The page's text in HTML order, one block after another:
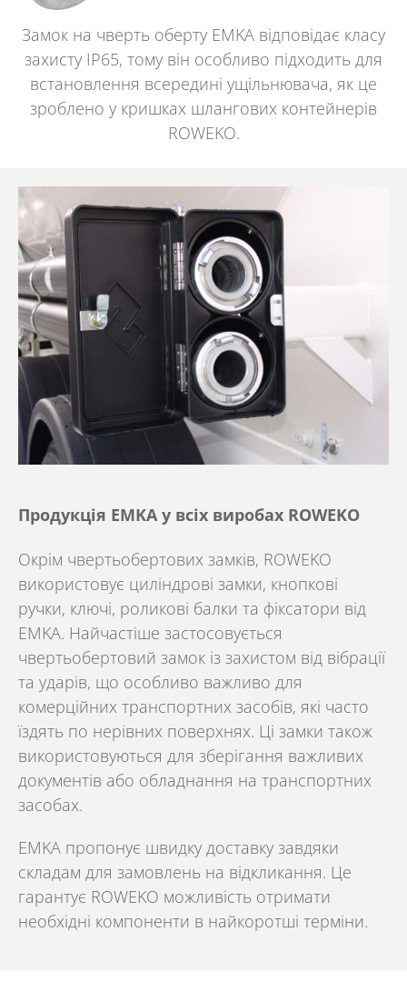
Замок на чверть оберту EMKA відповідає класу
захисту IP65, тому він особливо підходить для
встановлення всередині ущільнювача, як це
зроблено у кришках шлангових контейнерів
ROWEKO.
Продукція EMKA у всіх виробах ROWEKO
Окрім чвертьобертових замків, ROWEKO
використовує циліндрові замки, кнопкові
ручки, ключі, роликові балки та фіксатори від
EMKA. Найчастіше застосовується
чвертьобертовий замок із захистом від вібрації
та ударів, що особливо важливо для
комерційних транспортних засобів, які часто
їздять по нерівних поверхнях. Ці замки також
використовуються для зберігання важливих
документів або обладнання на транспортних
засобах.
EMKA пропонує швидку доставку завдяки
складам для замовлень на відкликання. Це
гарантує ROWEKO можливість отримати
необхідні компоненти в найкоротші терміни.